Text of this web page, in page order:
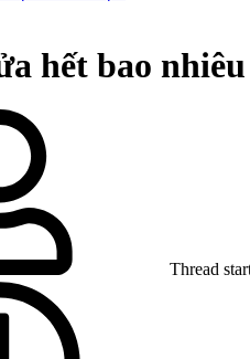
hết bao
Thread